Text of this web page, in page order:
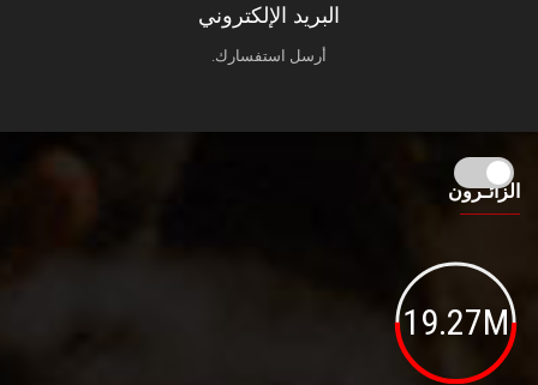
البريد الإلكتروني
أرسل استفسارك.
الزائـرون
19.27M